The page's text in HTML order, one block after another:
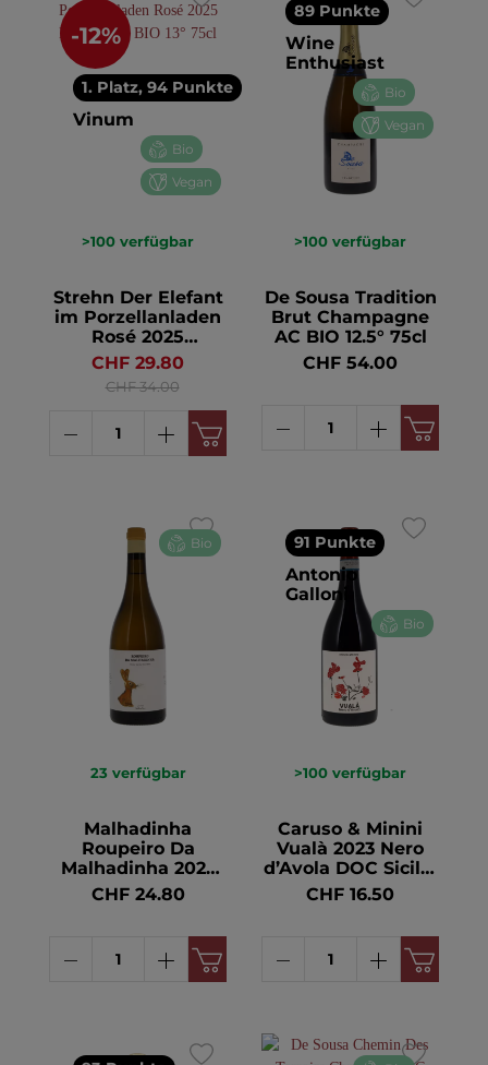
-12%
1. Platz, 94 Punkte
Vinum
Bio
Vegan
>100 verfügbar
Strehn Der Elefant
im Porzellanladen
Rosé 2025
Burgenland BIO 13°
75cl
CHF 29.80
CHF 34.00
89 Punkte
Wine
Enthusiast
Bio
Vegan
>100 verfügbar
De Sousa Tradition
Brut Champagne
AC BIO 12.5° 75cl
CHF 54.00
Bio
23 verfügbar
Malhadinha
Roupeiro Da
Malhadinha 2023
Alentejano VR BIO
12° 75cl
CHF 24.80
91 Punkte
Antonio
Galloni
Bio
>100 verfügbar
Caruso & Minini
Vualà 2023 Nero
d’Avola DOC Sicilia
BIO 13.5° 75cl
CHF 16.50